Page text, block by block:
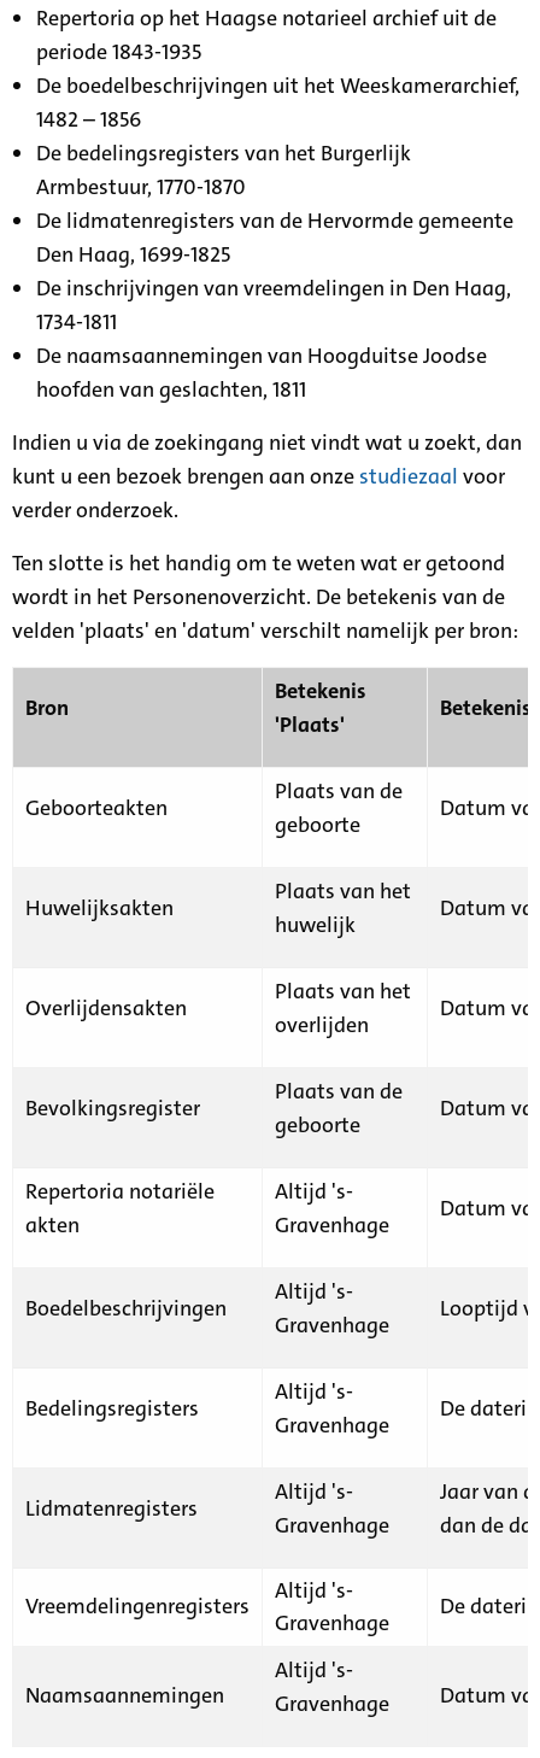
Repertoria op het Haagse notarieel archief uit de
periode 1843-1935
De boedelbeschrijvingen uit het Weeskamerarchief,
1482 – 1856
De bedelingsregisters van het Burgerlijk
Armbestuur, 1770-1870
De lidmatenregisters van de Hervormde gemeente
Den Haag, 1699-1825
De inschrijvingen van vreemdelingen in Den Haag,
1734-1811
De naamsaannemingen van Hoogduitse Joodse
hoofden van geslachten, 1811
Indien u via de zoekingang niet vindt wat u zoekt, dan
kunt u een bezoek brengen aan onze studiezaal voor
verder onderzoek.
Ten slotte is het handig om te weten wat er getoond
wordt in het Personenoverzicht. De betekenis van de
velden 'plaats' en 'datum' verschilt namelijk per bron:
Bron
Betekenis
'Plaats'
Geboorteakten
Plaats van de
geboorte
Datum
Huwelijksakten
Plaats van het
huwelijk
Datum
Overlijdensakten
Plaats van het
overlijden
Datum
Bevolkingsregister
Plaats van de
geboorte
Datum
Repertoria notariële
akten
Altijd 's-
Gravenhage
Datum
Boedelbeschrijvingen
Altijd 's-
Gravenhage
Looptijd
Bedelingsregisters
Altijd 's-
Gravenhage
De
Lidmatenregisters
Altijd 's-
Gravenhage
Jaar van
dan de
Vreemdelingenregisters
Altijd 's-
Gravenhage
De
Naamsaannemingen
Altijd 's-
Gravenhage
Datum